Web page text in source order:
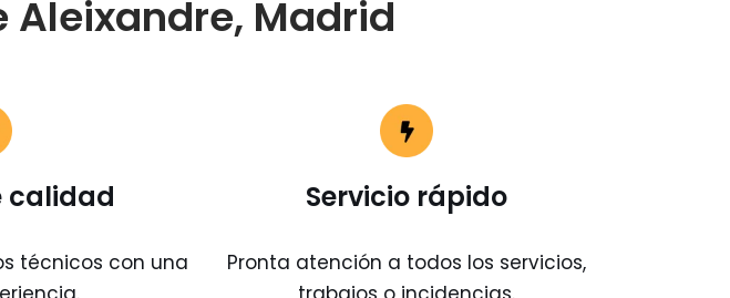
Aleixandre, Madrid
calidad
técnicos con una
Servicio rápido
Pronta atención a todos los servicios,